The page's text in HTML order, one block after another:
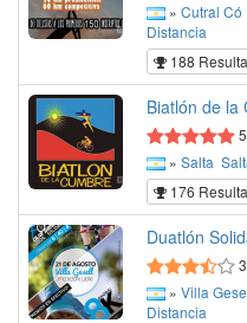
» Cutral Có
Distancia
188
Biatlón de la
» Salta
176
Duatlón
» Villa
Distancia